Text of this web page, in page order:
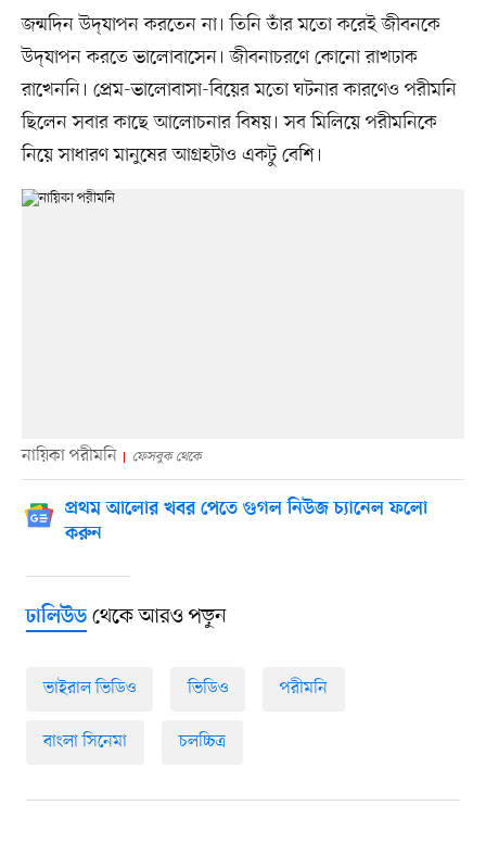
জন্মদিন উদ্‌যাপন করতেন না। তিনি তাঁর মতো করেই জীবনকে
উদ্‌যাপন করতে ভালোবাসেন। জীবনাচরণে কোনো রাখঢাক
রাখেননি। প্রেম-ভালোবাসা-বিয়ের মতো ঘটনার কারণেও পরীমনি
ছিলেন সবার কাছে আলোচনার বিষয়। সব মিলিয়ে পরীমনিকে
নিয়ে সাধারণ মানুষের আগ্রহটাও একটু বেশি।
নায়িকা পরীমনি ফেসবুক থেকে
প্রথম আলোর খবর পেতে গুগল নিউজ চ্যানেল ফলো
করুন
ঢালিউডথেকে আরও পড়ুন
ভাইরাল ভিডিও ভিডিও পরীমনি
বাংলা সিনেমা চলচ্চিত্র